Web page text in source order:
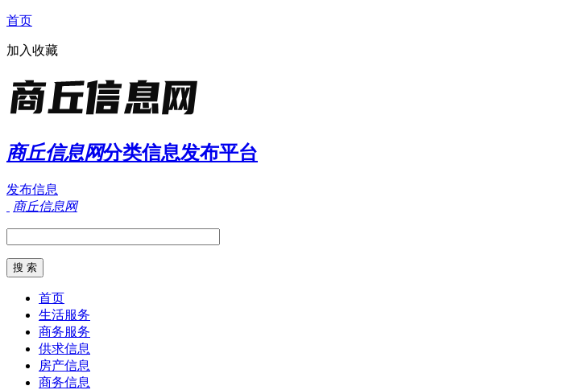
首页
加入收藏
商丘信息网分类信息发布平台
发布信息
商丘信息网
首页
生活服务
商务服务
供求信息
房产信息
商务信息